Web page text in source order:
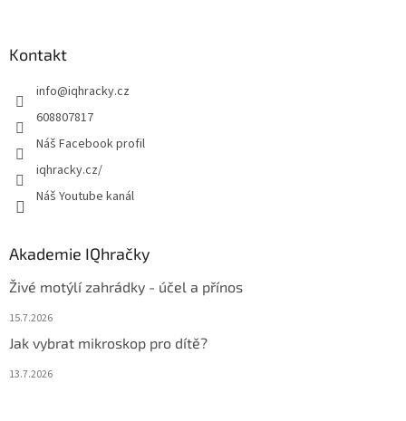
Kontakt
info@iqhracky.cz
608807817
Náš Facebook profil
iqhracky.cz/
Náš Youtube kanál
Akademie IQhračky
Živé motýlí zahrádky - účel a přínos
15.7.2026
Jak vybrat mikroskop pro dítě?
13.7.2026